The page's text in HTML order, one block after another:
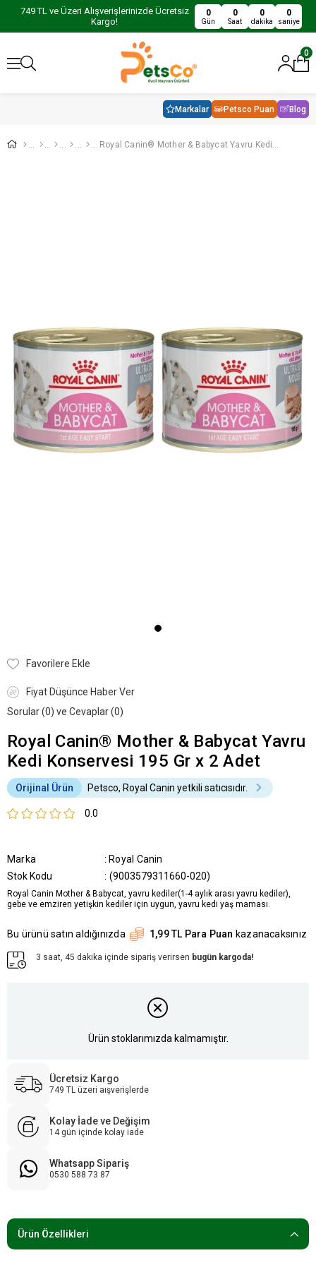
749 TL ve Üzeri Alışverişlerinizde Ücretsiz
Kargo!
0
Gün
0
Saat
0
dakika
0
saniye
0
Markalar Petsco Puan Blog
Royal Canin® Mother & Babycat Yavru Kedi Konservesi 195 Gr x 2 Adet
Favorilere Ekle
Fiyat Düşünce Haber Ver
Sorular (0) ve Cevaplar (0)
Royal Canin® Mother & Babycat Yavru
Kedi Konservesi 195 Gr x 2 Adet
Orijinal Ürün Petsco, Royal Canin yetkili satıcısıdır.
0.0
Marka : Royal Canin
Stok Kodu
(9003579311660-020)
Royal Canin Mother & Babycat, yavru kediler(1-4 aylık arası yavru kediler),
gebe ve emziren yetişkin kediler için uygun, yavru kedi yaş maması.
Bu ürünü satın aldığınızda 1,99 TL Para Puan kazanacaksınız
3 saat, 45 dakika içinde sipariş verirsen bugün kargoda!
Ürün stoklarımızda kalmamıştır.
Ücretsiz Kargo
749 TL üzeri aışverişlerde
Kolay İade ve Değişim
14 gün içinde kolay iade
Whatsapp Sipariş
0530 588 73 87
Ürün Özellikleri